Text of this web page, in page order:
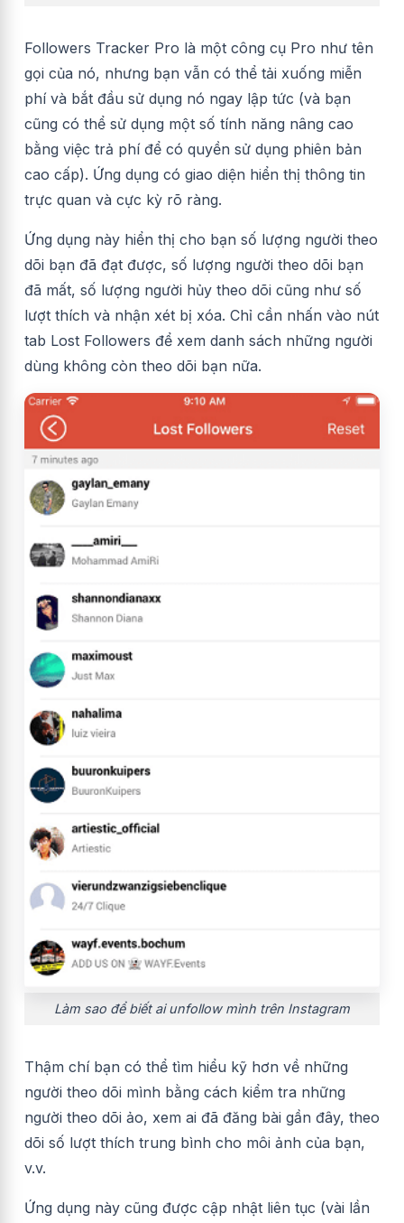
Followers Tracker Pro là một công cụ Pro như tên
gọi của nó, nhưng bạn vẫn có thể tải xuống miễn
phí và bắt đầu sử dụng nó ngay lập tức (và bạn
cũng có thể sử dụng một số tính năng nâng cao
bằng việc trả phí để có quyền sử dụng phiên bản
cao cấp). Ứng dụng có giao diện hiển thị thông tin
trực quan và cực kỳ rõ ràng.
Ứng dụng này hiển thị cho bạn số lượng người theo
dõi bạn đã đạt được, số lượng người theo dõi bạn
đã mất, số lượng người hủy theo dõi cũng như số
lượt thích và nhận xét bị xóa. Chỉ cần nhấn vào nút
tab Lost Followers để xem danh sách những người
dùng không còn theo dõi bạn nữa.
Làm sao để biết ai unfollow mình trên Instagram
Thậm chí bạn có thể tìm hiểu kỹ hơn về những
người theo dõi mình bằng cách kiểm tra những
người theo dõi ảo, xem ai đã đăng bài gần đây, theo
dõi số lượt thích trung bình cho môi ảnh của bạn,
v.v.
Ứng dụng này cũng được cập nhật liên tục (vài lần